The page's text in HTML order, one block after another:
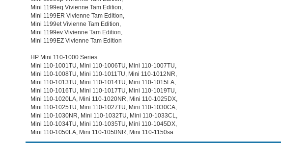
Mini 1199eq Vivienne Tam Edition,
Mini 1199ER Vivienne Tam Edition,
Mini 1199et Vivienne Tam Edition,
Mini 1199ev Vivienne Tam Edition,
Mini 1199EZ Vivienne Tam Edition
HP Mini 110-1000 Series
Mini 110-1001TU, Mini 110-1006TU, Mini 110-1007TU,
Mini 110-1008TU, Mini 110-1011TU, Mini 110-1012NR,
Mini 110-1013TU, Mini 110-1014TU, Mini 110-1015LA,
Mini 110-1016TU, Mini 110-1017TU, Mini 110-1019TU,
Mini 110-1020LA, Mini 110-1020NR, Mini 110-1025DX,
Mini 110-1025TU, Mini 110-1027TU, Mini 110-1030CA,
Mini 110-1030NR, Mini 110-1032TU, Mini 110-1033CL,
Mini 110-1034TU, Mini 110-1035TU, Mini 110-1045DX,
Mini 110-1050LA, Mini 110-1050NR, Mini 110-1150sa